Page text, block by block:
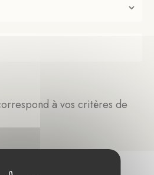
à vos critères de